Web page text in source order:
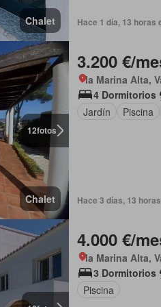
Chalet Hace 1 día, 13 horas
12fotos
Chalet
3.200 €/
la Marina Alta,
4 Dormitorios
Jardín
Piscina
Hace 3 días, 13
4.000 €/
la Marina Alta,
3 Dormitorios
Piscina